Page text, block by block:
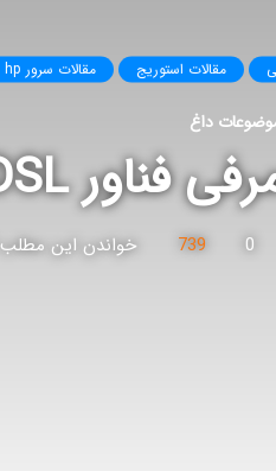
مقالات استوریج مقالات سرور hp
داغ
0
739 خواندن این مطلب 3 دقیقه زمان میبرد